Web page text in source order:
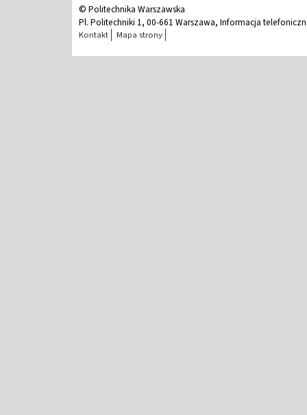
© Politechnika Warszawska
Pl. Politechniki 1, 00-661 Warszawa, Informacja
Kontakt Mapa strony